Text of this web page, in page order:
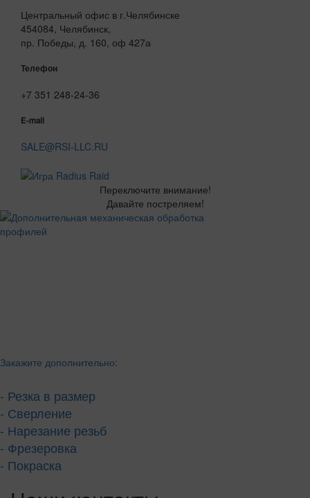
Центральный офис в г.Челябинске
454084, Челябинск,
пр. Победы, д. 160, оф 427а
Телефон
+7 351 248-24-36
E-mail
SALE@RSI-LLC.RU
Переключите внимание!
Давайте постреляем!
Закажите дополнительно:
- Резка в размер
- Сверление
- Нарезание резьб
- Фрезеровка
- Покраска